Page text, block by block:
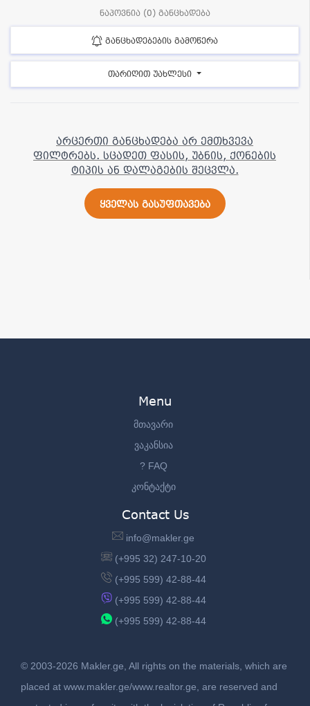
ნაპოვნია (0) განცხადება
განცხადებების გამოწერა
თარიღით უახლესი
არცერთი განცხადება არ ემთხვევა
ფილტრებს. სცადეთ ფასის, უბნის, ქონების
ტიპის ან დალაგების შეცვლა.
ყველას გასუფთავება
Menu
მთავარი
ვაკანსია
? FAQ
კონტაქტი
Contact Us
info@makler.ge
(+995 32) 247-10-20
(+995 599) 42-88-44
(+995 599) 42-88-44
(+995 599) 42-88-44
© 2003-2026 Makler.ge, All rights on the materials, which are
placed at www.makler.ge/www.realtor.ge, are reserved and